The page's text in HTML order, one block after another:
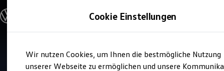
Hauptinhalt
springen
Footer
springen
Modelle & Konfigurator
Nutzfahrzeugkategorien entdecken
Modelle konfigurieren
Vorgängermodelle und Oldtimer
Vorgängermodelle
Service
Autohaus Jenz Krumnow
Cookie Einstellungen
Wir nutzen Cookies, um Ihnen die bestmögliche Nutzung
unserer Webseite zu ermöglichen und unsere